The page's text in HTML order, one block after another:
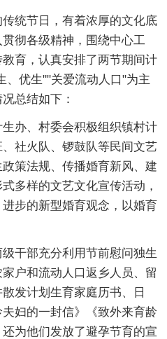
统节日，有着浓厚的文化底
彻各级精神，围绕中心工
育，认真安排了两节期间计
、优生""关爱流动人口"为主
总结如下：
办、村委会积极组织镇村计
社火队、锣鼓队等民间文艺
策法规、传播婚育新风、建
多样的文艺文化宣传活动，
步的新型婚育观念，以婚育
干部充分利用节前慰问独生
户和流动人口返乡人员、留
发计划生育家庭历书、日
妇的一封信》《致外来育龄
为他们发放了避孕节育的宣